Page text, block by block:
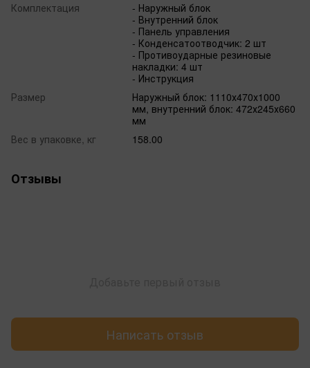
Комплектация
- Наружный блок
- Внутренний блок
- Панель управления
- Конденсатоотводчик: 2 шт
- Противоударные резиновые
накладки: 4 шт
- Инструкция
Размер
Наружный блок: 1110х470х1000
мм, внутренний блок: 472х245х660
мм
Вес в упаковке, кг
158.00
Отзывы
Написать отзыв